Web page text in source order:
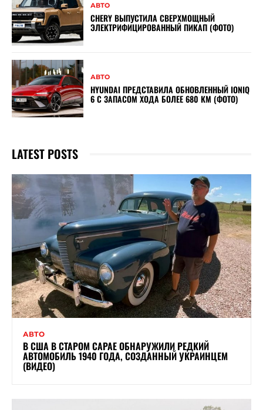
АВТО
CHERY ВЫПУСТИЛА СВЕРХМОЩНЫЙ
ЭЛЕКТРИФИЦИРОВАННЫЙ ПИКАП (ФОТО)
АВТО
HYUNDAI ПРЕДСТАВИЛА ОБНОВЛЕННЫЙ IONIQ
6 С ЗАПАСОМ ХОДА БОЛЕЕ 680 КМ (ФОТО)
LATEST POSTS
АВТО
В США В СТАРОМ САРАЕ ОБНАРУЖИЛИ РЕДКИЙ
АВТОМОБИЛЬ 1940 ГОДА, СОЗДАННЫЙ УКРАИНЦЕМ
(ВИДЕО)